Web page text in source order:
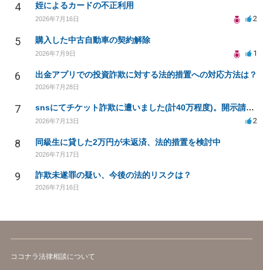
4 姪によるカードの不正利用
2026年7月16日 2
5 購入した中古自動車の契約解除
2026年7月9日 1
6 出金アプリでの投資詐欺に対する法的措置への対応方法は？
2026年7月28日
7 snsにてチケット詐欺に遭いました(計40万程度)。開示請求や今後の対応について質問したいです。
2026年7月13日 2
8 同級生に貸した2万円が未返済、法的措置を検討中
2026年7月17日
9 詐欺未遂罪の疑い、今後の法的リスクは？
2026年7月16日
ココナラ法律相談について